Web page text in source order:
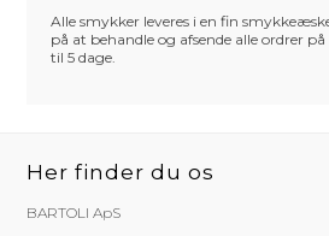
Alle smykker leveres i en fin
på at behandle og afsende alle ordrer
til 5 dage.
Her finder du os
BARTOLI ApS